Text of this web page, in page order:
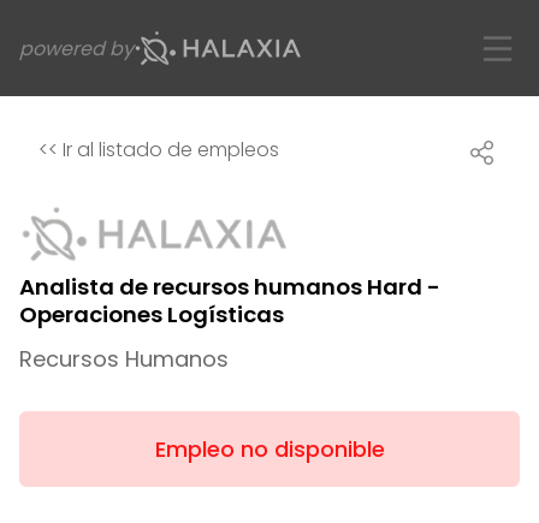
powered by
<< Ir al listado de empleos
Analista de recursos humanos Hard -
Operaciones Logísticas
Recursos Humanos
Empleo no disponible